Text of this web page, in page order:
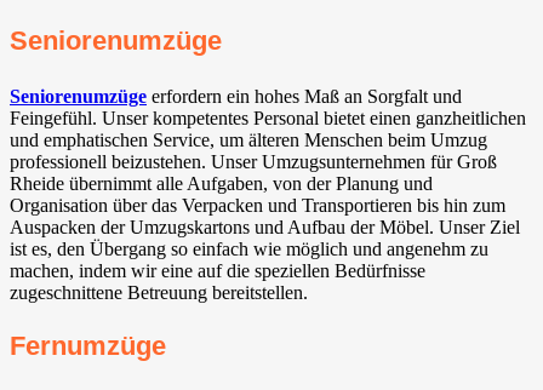
Seniorenumzüge
Seniorenumzüge erfordern ein hohes Maß an Sorgfalt und
Feingefühl. Unser kompetentes Personal bietet einen ganzheitlichen
und emphatischen Service, um älteren Menschen beim Umzug
professionell beizustehen. Unser Umzugsunternehmen für Groß
Rheide übernimmt alle Aufgaben, von der Planung und
Organisation über das Verpacken und Transportieren bis hin zum
Auspacken der Umzugskartons und Aufbau der Möbel. Unser Ziel
ist es, den Übergang so einfach wie möglich und angenehm zu
machen, indem wir eine auf die speziellen Bedürfnisse
zugeschnittene Betreuung bereitstellen.
Fernumzüge